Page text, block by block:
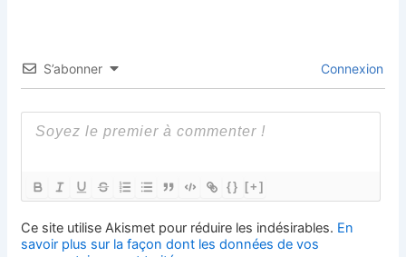
S’abonner Connexion
{} [+]
Ce site utilise Akismet pour réduire les indésirables. En
savoir plus sur la façon dont les données de vos